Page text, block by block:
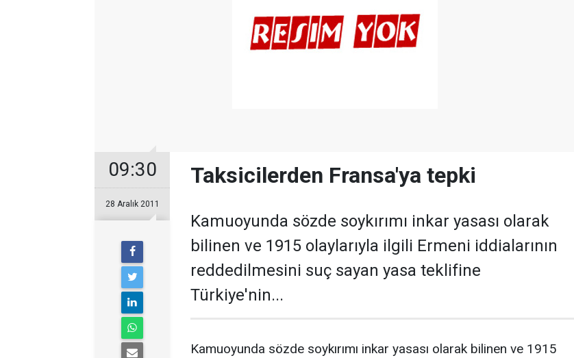
09:30
28 Aralık 2011
Taksicilerden Fransa'ya tepki
Kamuoyunda sözde soykırımı inkar yasası olarak
bilinen ve 1915 olaylarıyla ilgili Ermeni iddialarının
reddedilmesini suç sayan yasa teklifine
Türkiye'nin...
Kamuoyunda sözde soykırımı inkar yasası olarak bilinen ve 1915